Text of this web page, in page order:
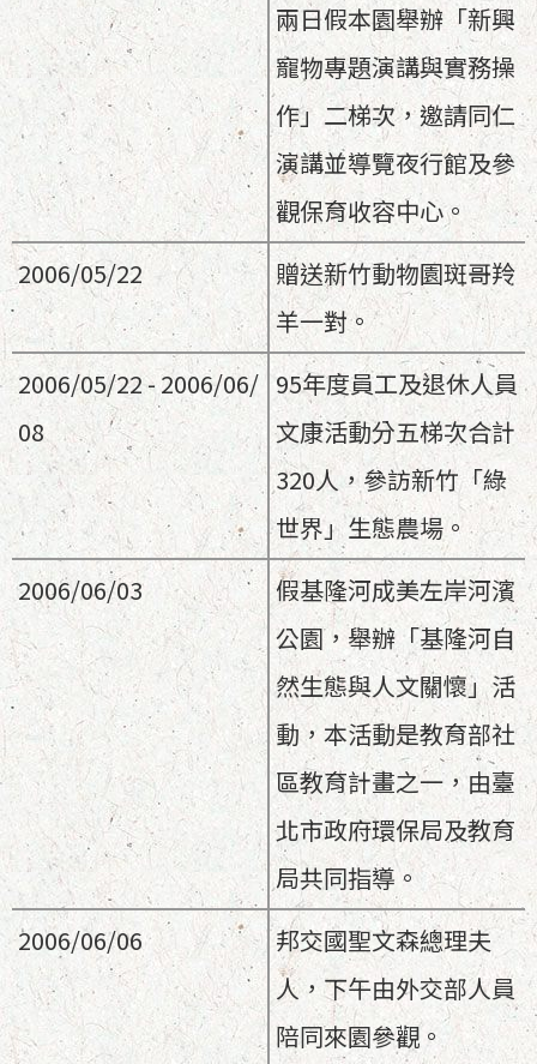
兩日假本園舉辦「新興
寵物專題演講與實務操
作」二梯次，邀請同仁
演講並導覽夜行館及參
觀保育收容中心。
2006/05/22
贈送新竹動物園斑哥羚
羊一對。
2006/05/22 - 2006/06/
08
95年度員工及退休人員
文康活動分五梯次合計
320人，參訪新竹「綠
世界」生態農場。
2006/06/03
假基隆河成美左岸河濱
公園，舉辦「基隆河自
然生態與人文關懷」活
動，本活動是教育部社
區教育計畫之一，由臺
北市政府環保局及教育
局共同指導。
2006/06/06
邦交國聖文森總理夫
人，下午由外交部人員
陪同來園參觀。